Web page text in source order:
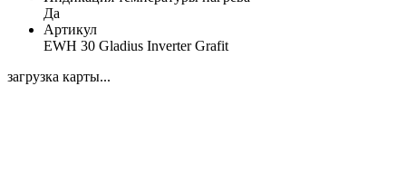
Да
Артикул
EWH 30 Gladius Inverter Grafit
загрузка карты...